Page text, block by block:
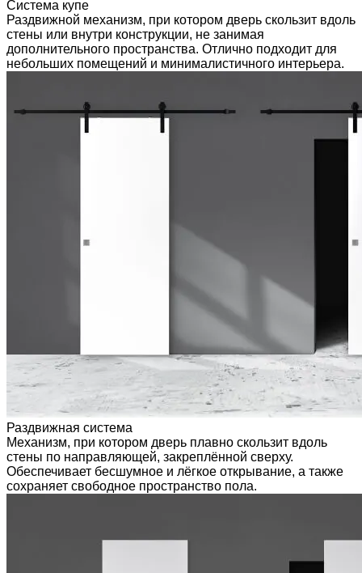
Система купе
Раздвижной механизм, при котором дверь скользит вдоль
стены или внутри конструкции, не занимая
дополнительного пространства. Отлично подходит для
небольших помещений и минималистичного интерьера.
Раздвижная система
Механизм, при котором дверь плавно скользит вдоль
стены по направляющей, закреплённой сверху.
Обеспечивает бесшумное и лёгкое открывание, а также
сохраняет свободное пространство пола.